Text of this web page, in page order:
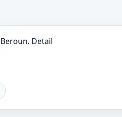
Detail